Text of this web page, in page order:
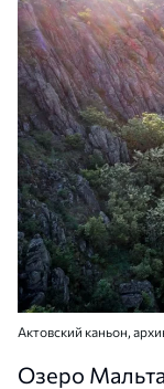
Актовский каньон,
Озеро